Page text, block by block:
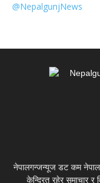
@NepalgunjNews
नेपालगन्जन्यूज डट कम
केन्द्रित रहेर समाचार र